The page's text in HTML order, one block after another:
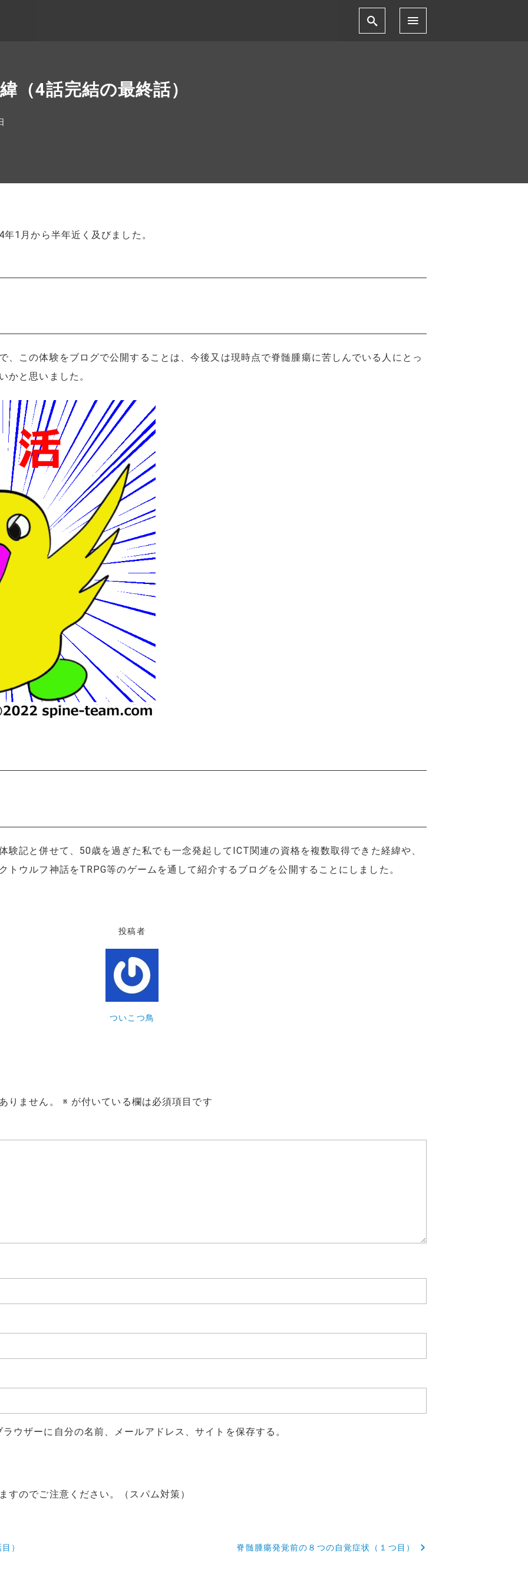
（4話完結の最終話）
1月から半年近く及びました。
この体験をブログで公開することは、今後又は現時点で脊髄腫瘍に苦しんでいる人にとっ
かと思いました。
記と併せて、50歳を過ぎた私でも一念発起してICT関連の資格を複数取得できた経緯や、
トウルフ神話をTRPG等のゲームを通して紹介するブログを公開することにしました。
投稿者
ついこつ鳥
りません。 ※ が付いている欄は必須項目です
ウザーに自分の名前、メールアドレス、サイトを保存する。
すのでご注意ください。（スパム対策）
） 脊髄腫瘍発覚前の８つの自覚症状（１つ目）